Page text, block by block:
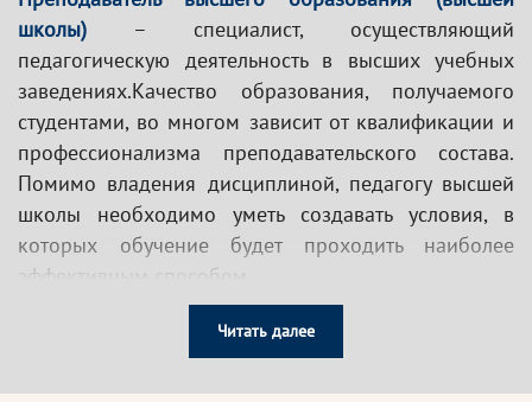
школы) – специалист, осуществляющий
педагогическую деятельность в высших учебных
заведениях.Качество образования, получаемого
студентами, во многом зависит от квалификации и
профессионализма преподавательского состава.
Помимо владения дисциплиной, педагогу высшей
школы необходимо уметь создавать условия, в
которых обучение будет проходить наиболее
эффективным способом.
Регулярное повышение квалификации
профессорско-преподавательского состава высшей
Читать далее